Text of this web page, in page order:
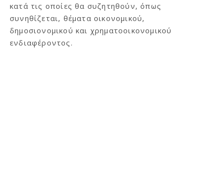
κατά τις οποίες θα συζητηθούν, όπως
συνηθίζεται, θέματα οικονομικού,
δημοσιονομικού και χρηματοοικονομικού
ενδιαφέροντος.